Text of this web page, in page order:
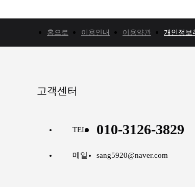
홈으로 이용안내 이용약관 개인정보
고객센터
TEL 010-3126-3829
메일 sang5920@naver.com